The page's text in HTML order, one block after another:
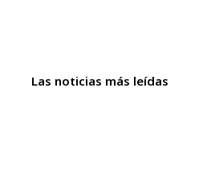
Las noticias más leídas